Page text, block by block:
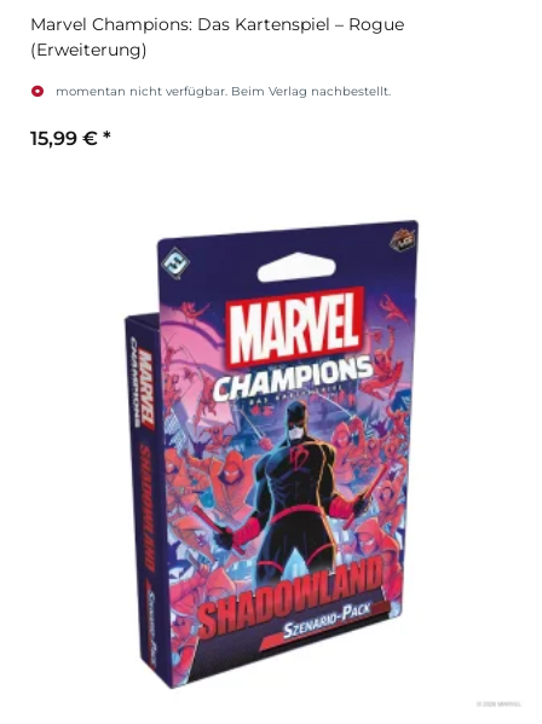
Marvel Champions: Das Kartenspiel – Rogue
(Erweiterung)
momentan nicht verfügbar. Beim Verlag nachbestellt.
15,99 € *